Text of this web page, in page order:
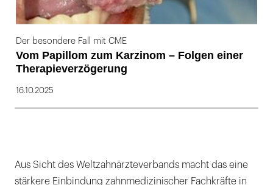
Der besondere Fall mit CME
Vom Papillom zum Karzinom – Folgen einer
Therapieverzögerung
16.10.2025
Aus Sicht des Weltzahnärzteverbands macht das eine
stärkere Einbindung zahnmedizinischer Fachkräfte in